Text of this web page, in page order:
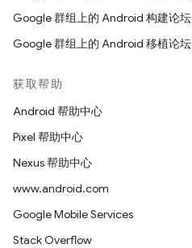
Google 群组上的 Android 构建论坛
Google 群组上的 Android 移植论坛
获取帮助
Android 帮助中心
Pixel 帮助中心
Nexus 帮助中心
www.android.com
Google Mobile Services
Stack Overflow